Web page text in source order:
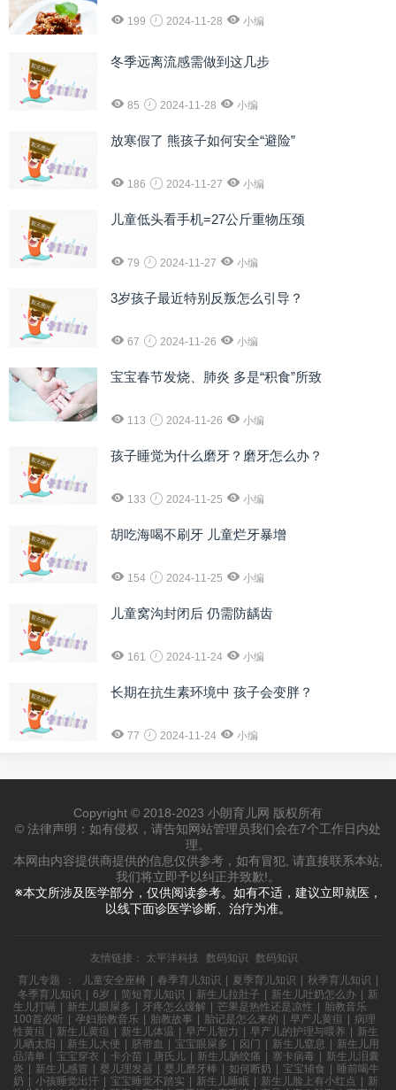
199 2024-11-28 小编
冬季远离流感需做到这几步
85 2024-11-28 小编
放寒假了 熊孩子如何安全“避险”
186 2024-11-27 小编
儿童低头看手机=27公斤重物压颈
79 2024-11-27 小编
3岁孩子最近特别反叛怎么引导？
67 2024-11-26 小编
宝宝春节发烧、肺炎 多是“积食”所致
113 2024-11-26 小编
孩子睡觉为什么磨牙？磨牙怎么办？
133 2024-11-25 小编
胡吃海喝不刷牙 儿童烂牙暴增
154 2024-11-25 小编
儿童窝沟封闭后 仍需防龋齿
161 2024-11-24 小编
长期在抗生素环境中 孩子会变胖？
77 2024-11-24 小编
Copyright © 2018-2023 小朗育儿网 版权所有
© 法律声明：如有侵权，请告知网站管理员我们会在7个工作日内处
理。
本网由内容提供商提供的信息仅供参考，如有冒犯, 请直接联系本站,
我们将立即予以纠正并致歉!。
※本文所涉及医学部分，仅供阅读参考。如有不适，建议立即就医，
以线下面诊医学诊断、治疗为准。
友情链接： 太平洋科技 数码知识
数码知识
育儿专题
： 儿童安全座椅 春季育儿知识 夏季育儿知识 秋季育儿知识
冬季育儿知识
6岁 简短育儿知识 新生儿拉肚子 新生儿吐奶怎么办
新
生儿打嗝
新生儿眼屎多 牙疼怎么缓解 芒果是热性还是凉性
胎教音乐
100首必听
孕妇胎教音乐 胎教故事 胎记是怎么来的 早产儿黄疸
病理
性黄疸
新生儿黄疸 新生儿体温 早产儿智力 早产儿的护理与喂养
新生
儿晒太阳
新生儿大便 脐带血 宝宝眼屎多 囟门 新生儿窒息
新生儿用
品清单
宝宝穿衣 卡介苗 唐氏儿 新生儿肠绞痛 寨卡病毒
新生儿泪囊
炎
新生儿感冒 婴儿理发器 婴儿磨牙棒 如何断奶 宝宝辅食
睡前喝牛
奶
小孩睡觉出汗 宝宝睡觉不踏实 新生儿睡眠 新生儿脸上有小红点
新